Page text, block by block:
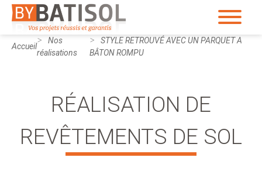
Accueil
Nos
réalisations
STYLE RETROUVÉ AVEC UN PARQUET A
BÂTON ROMPU
RÉALISATION DE
REVÊTEMENTS DE SOL